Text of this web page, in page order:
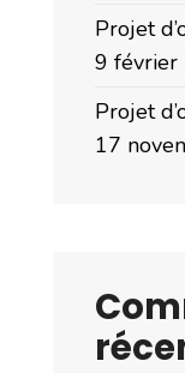
Projet
9 février
Projet
17